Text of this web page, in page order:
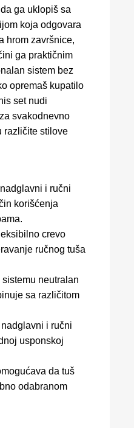
ga uklopiš sa
koja odgovara
hrom završnice,
ga praktičnim
sistem bez
opremaš kupatilo
set nudi
svakodnevno
različite stilove
i ručni
korišćenja
crevo
ručnog tuša
sistemu neutralan
sa različitom
i ručni
usponskoj
da tuš
odabranom